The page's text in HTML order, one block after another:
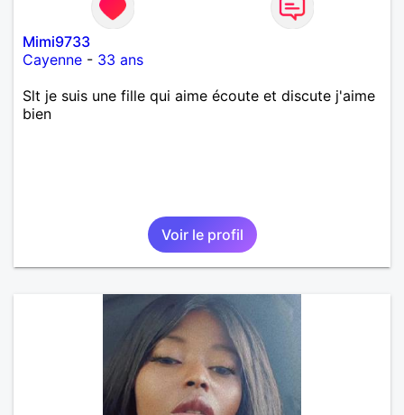
Mimi9733
Cayenne - 33 ans
Slt je suis une fille qui aime écoute et discute j'aime
bien
Voir le profil